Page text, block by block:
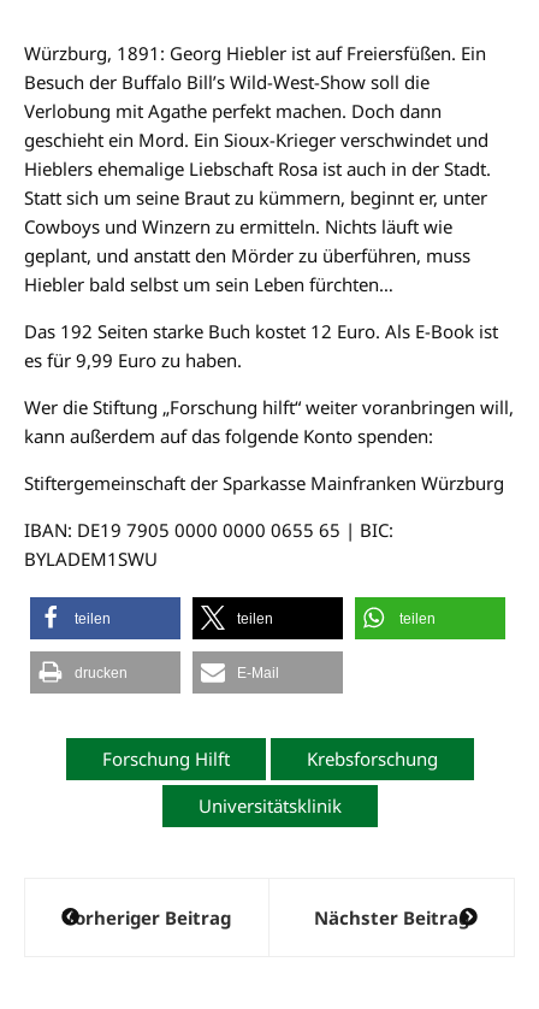
Würzburg, 1891: Georg Hiebler ist auf Freiersfüßen. Ein
Besuch der Buffalo Bill’s Wild-West-Show soll die
Verlobung mit Agathe perfekt machen. Doch dann
geschieht ein Mord. Ein Sioux-Krieger verschwindet und
Hieblers ehemalige Liebschaft Rosa ist auch in der Stadt.
Statt sich um seine Braut zu kümmern, beginnt er, unter
Cowboys und Winzern zu ermitteln. Nichts läuft wie
geplant, und anstatt den Mörder zu überführen, muss
Hiebler bald selbst um sein Leben fürchten…
Das 192 Seiten starke Buch kostet 12 Euro. Als E-Book ist
es für 9,99 Euro zu haben.
Wer die Stiftung „Forschung hilft“ weiter voranbringen will,
kann außerdem auf das folgende Konto spenden:
Stiftergemeinschaft der Sparkasse Mainfranken Würzburg
IBAN: DE19 7905 0000 0000 0655 65 | BIC:
BYLADEM1SWU
teilen teilen teilen
drucken E-Mail
Forschung Hilft
Krebsforschung
Universitätsklinik
Beitragsnavigation
Vorheriger Beitrag Nächster Beitrag